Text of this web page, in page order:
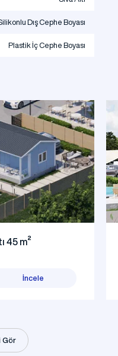
Dış Cephe Boyası
Plastik İç Cephe Boyası
45 m²
İncele
Gör